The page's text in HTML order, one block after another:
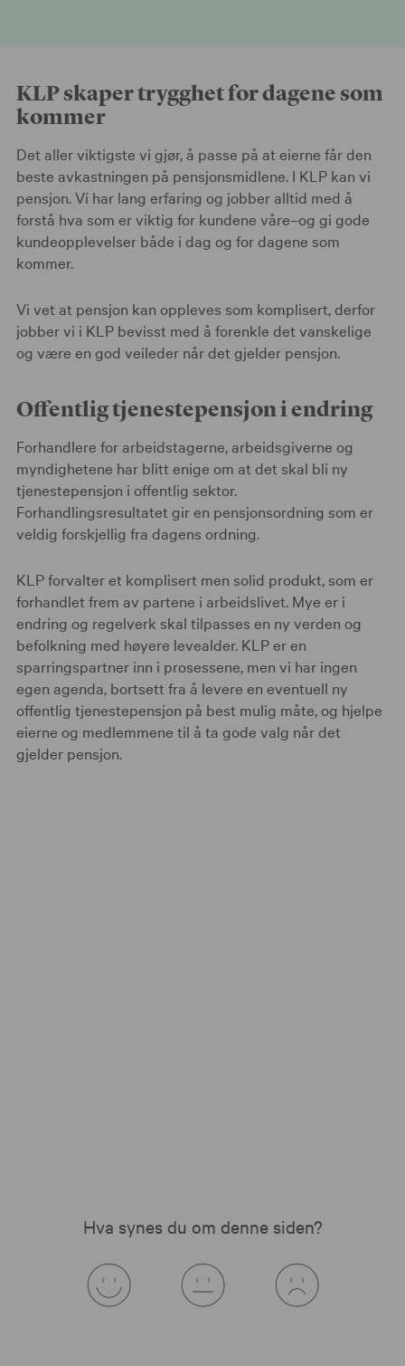
KLP skaper trygghet for dagene som
kommer
Det aller viktigste vi gjør, å passe på at eierne får den
beste avkastningen på pensjonsmidlene. I KLP kan vi
pensjon. Vi har lang erfaring og jobber alltid med å
forstå hva som er viktig for kundene våre–og gi gode
kundeopplevelser både i dag og for dagene som
kommer.
Vi vet at pensjon kan oppleves som komplisert, derfor
jobber vi i KLP bevisst med å forenkle det vanskelige
og være en god veileder når det gjelder pensjon.
Offentlig tjenestepensjon i endring
Forhandlere for arbeidstagerne, arbeidsgiverne og
myndighetene har blitt enige om at det skal bli ny
tjenestepensjon i offentlig sektor.
Forhandlingsresultatet gir en pensjonsordning som er
veldig forskjellig fra dagens ordning.
KLP forvalter et komplisert men solid produkt, som er
forhandlet frem av partene i arbeidslivet. Mye er i
endring og regelverk skal tilpasses en ny verden og
befolkning med høyere levealder. KLP er en
sparringspartner inn i prosessene, men vi har ingen
egen agenda, bortsett fra å levere en eventuell ny
offentlig tjenestepensjon på best mulig måte, og hjelpe
eierne og medlemmene til å ta gode valg når det
gjelder pensjon.
Hva synes du om denne siden?